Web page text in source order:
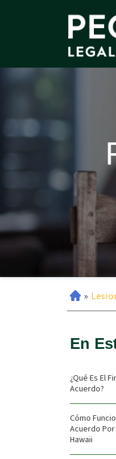
»
En
¿Qué Es El
Acuerdo?
Cómo
Acuerdo
Hawaii